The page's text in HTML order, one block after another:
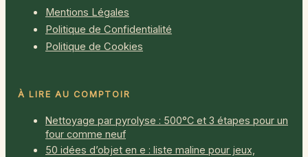
Mentions Légales
Politique de Confidentialité
Politique de Cookies
À LIRE AU COMPTOIR
Nettoyage par pyrolyse : 500°C et 3 étapes pour un
four comme neuf
50 idées d’objet en e : liste maline pour jeux,